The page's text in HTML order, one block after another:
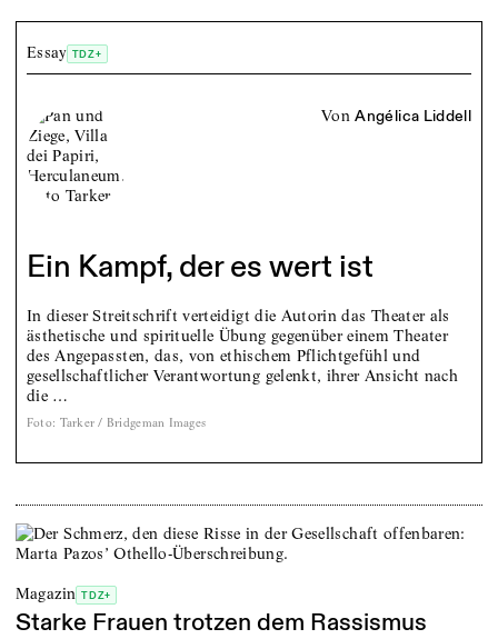
Essay TDZ+
von Angélica Liddell
Ein Kampf, der es wert ist
In dieser Streitschrift verteidigt die Autorin das Theater als
ästhetische und spirituelle Übung gegenüber einem Theater
des Angepassten, das, von ethischem Pflichtgefühl und
gesellschaftlicher Verantwortung gelenkt, ihrer Ansicht nach
die …
Foto: Tarker / Bridgeman Images
Magazin TDZ+
Starke Frauen trotzen dem Rassismus